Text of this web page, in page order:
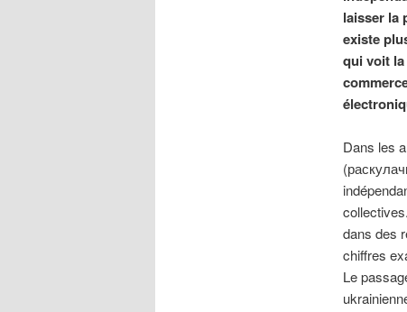
laisser la
existe
qui voit la
Dans les
dans des
chiffres
Le